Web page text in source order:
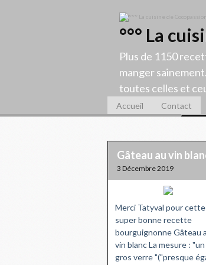
°°° La
Plus de 1150
manger
toutes celles et
Accueil Contact
Gâteau au vin
3 Décembre 2019
Merci Tatyval pour cette
super bonne recette
bourguignonne Gâteau
vin blanc La mesure : "un
gros verre "("presque